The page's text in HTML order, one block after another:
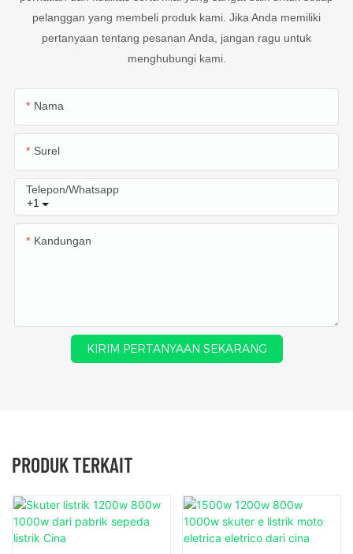
pelanggan yang membeli produk kami. Jika Anda memiliki
pertanyaan tentang pesanan Anda, jangan ragu untuk
menghubungi kami.
Nama
Surel
+1
Telepon/whatsapp
Kandungan
KIRIM PERTANYAAN SEKARANG
PRODUK TERKAIT